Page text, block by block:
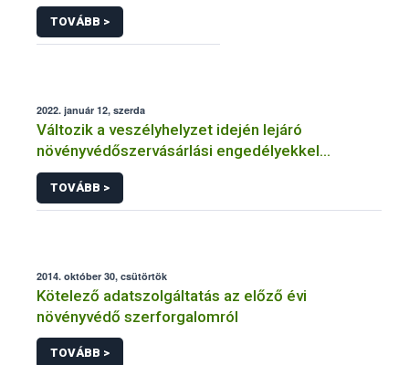
TOVÁBB >
2022. január 12, szerda
Változik a veszélyhelyzet idején lejáró
növényvédőszervásárlási engedélyekkel
kapcsolatos szabályozás
TOVÁBB >
2014. október 30, csütörtök
Kötelező adatszolgáltatás az előző évi
növényvédő szerforgalomról
TOVÁBB >